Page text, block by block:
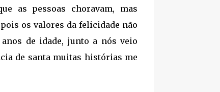
as pessoas choravam, mas
os valores da felicidade não
de idade, junto a nós veio
de santa muitas histórias me